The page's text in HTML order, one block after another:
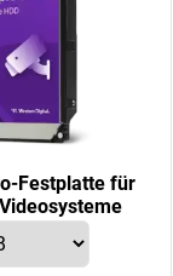
Festplatte für